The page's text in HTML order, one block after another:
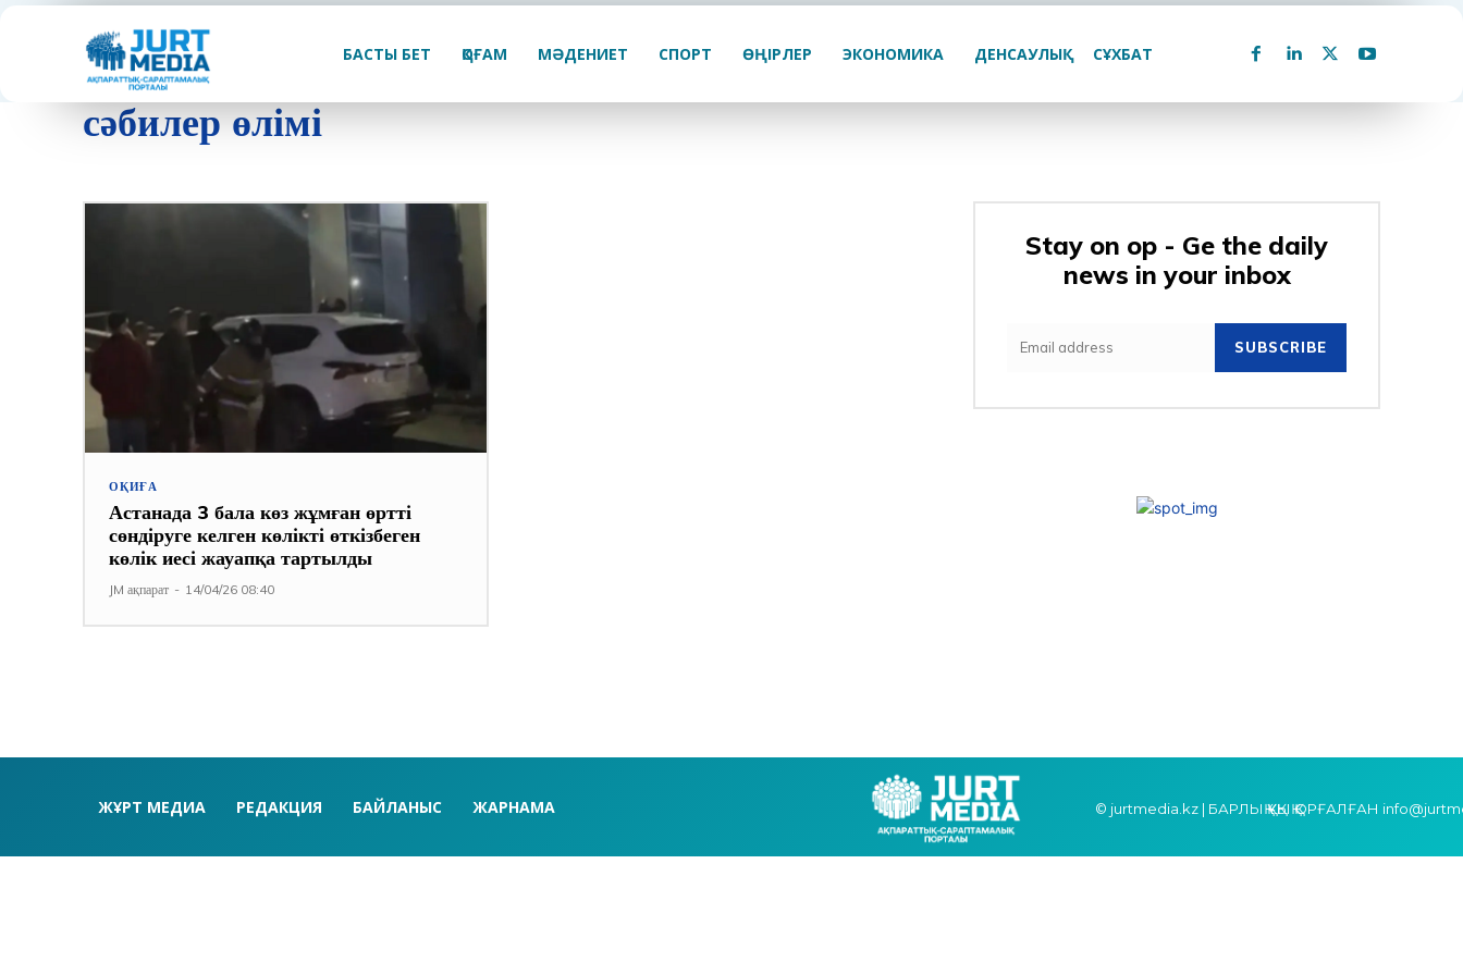
БАСТЫ БЕТ ҚОҒАМ МӘДЕНИЕТ СПОРТ ӨҢІРЛЕР ЭКОНОМИКА ДЕНСАУЛЫҚ СҰХБАТ
сәбилер өлімі
ОҚИҒА
Астанада 3 бала көз жұмған өртті
сөндіруге келген көлікті өткізбеген
көлік иесі жауапқа тартылды
JM ақпарат - 14/04/26 08:40
Stay on op - Ge the daily
news in your inbox
SUBSCRIBE
ЖҰРТ МЕДИА РЕДАКЦИЯ БАЙЛАНЫС ЖАРНАМА © jurtmedia.kz | БАРЛЫҚ ҚҰҚЫҚ ҚОРҒАЛҒАН